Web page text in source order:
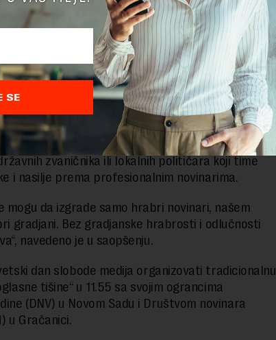
i antinovinari koji su zapravo
i antidemokratskih politika“, navedeno je u
sajtu NUNS-a.
novca istražuje poslovanje medija, na listi i Nova
napadima na novinare prethode prozivke i
zvaničnika ili lokalnih političara koji time
i nasilje prema profesionalnim novinarima.
mogu da izgrade samo hrabri novinari, našem
gradjani. Bez gradjanske hrabrosti i odlučnosti
navedeno je u saopšenju.
dan slobode medija organizovati tradicionalnu
tišine“ u 11.55 sa svojim ograncima
(DNV) u Novom Sadu i Društvom novinara
u Gračanici.
SE